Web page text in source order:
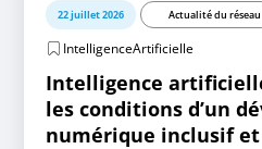
22 juillet 2026 Actualité du réseau
IntelligenceArtificielle
Intelligence
les conditions d’un
numérique inclusif